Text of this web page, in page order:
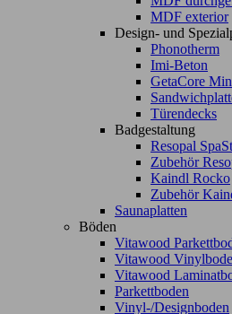
MDF exterior
Design- und
Phonotherm
Imi-Beton
GetaCore
Türendecks
Badgestaltung
Resopal
Zubehör
Kaindl Rocko
Zubehör
Saunaplatten
Böden
Vitawood
Vitawood
Vitawood
Parkettboden
Vinyl-/Designboden